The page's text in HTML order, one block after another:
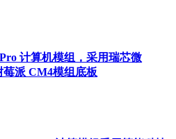
计算机模组，采用瑞芯微
派 CM4模组底板